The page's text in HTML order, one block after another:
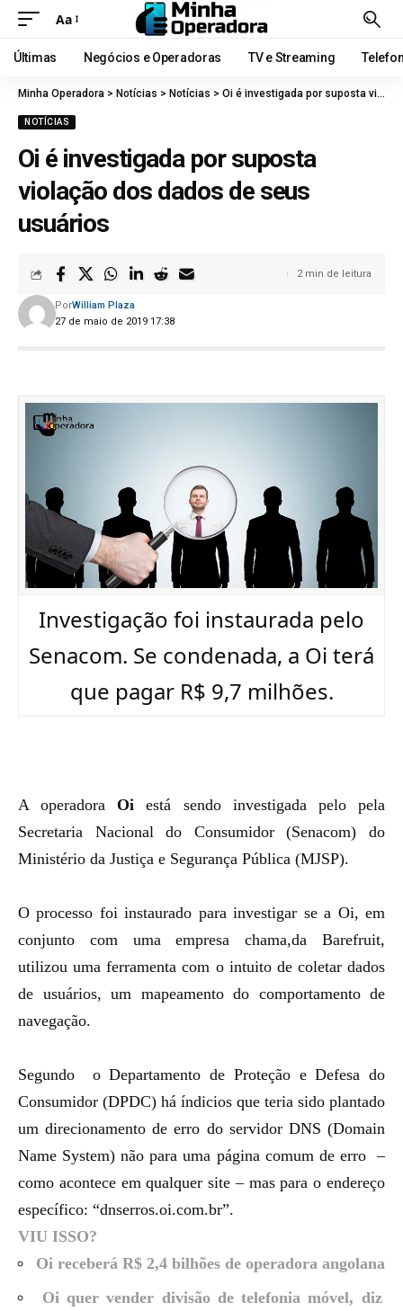
Aa
Últimas Negócios e Operadoras TV e Streaming
Minha Operadora > Notícias > Notícias > Oi é investigada por suposta violação dos dados de seus usuários
NOTÍCIAS
Oi é investigada por suposta
violação dos dados de seus
usuários
27 de maio de 2019 17:38
PorWilliam Plaza
2 min de leitura
Investigação foi instaurada pelo
Senacom. Se condenada, a Oi terá
que pagar R$ 9,7 milhões.
A operadora Oi está sendo investigada pelo pela
Secretaria Nacional do Consumidor (Senacom) do
Ministério da Justiça e Segurança Pública (MJSP).
O processo foi instaurado para investigar se a Oi, em
conjunto com uma empresa chama,da Barefruit,
utilizou uma ferramenta com o intuito de coletar dados
de usuários, um mapeamento do comportamento de
navegação.
Segundo
o Departamento de Proteção e Defesa do
Consumidor (DPDC) há índicios que teria sido plantado
umdirecionamento de erro do servidor DNS (Domain
Name System) não para uma página comum de erro –
como acontece em qualquer site – mas para o endereço
específico: “dnserros.oi.com.br”.
VIU ISSO?
Oi receberá R$ 2,4 bilhões de operadora angolana
Oi quer vender divisão de telefonia móvel, diz